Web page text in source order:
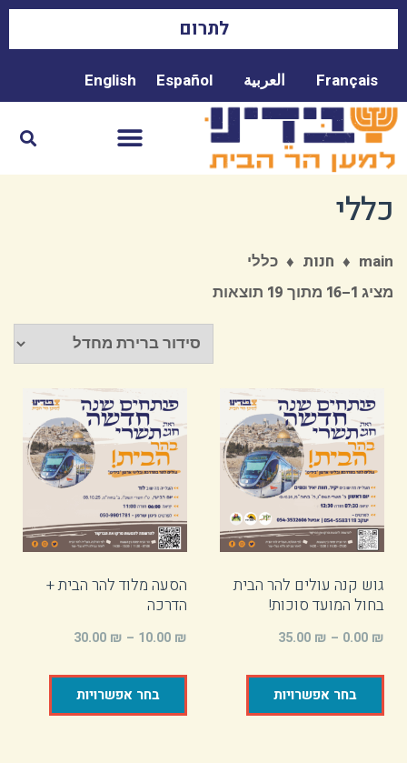
לתרום
Français العربية Español
English
כללי
main
♦ חנות ♦ כללי
מציג 1–16 מתוך 19 תוצאות
גוש קנה עולים להר הבית
בחול המועד סוכות!
0.00 ₪
–
35.00 ₪
בחר אפשרויות
הסעה מלוד להר הבית +
הדרכה
10.00 ₪
–
30.00 ₪
בחר אפשרויות